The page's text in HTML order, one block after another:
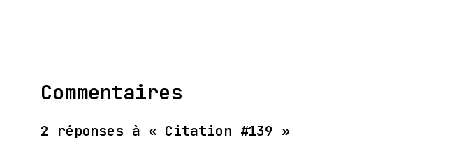
Commentaires
2 réponses à « Citation #139 »